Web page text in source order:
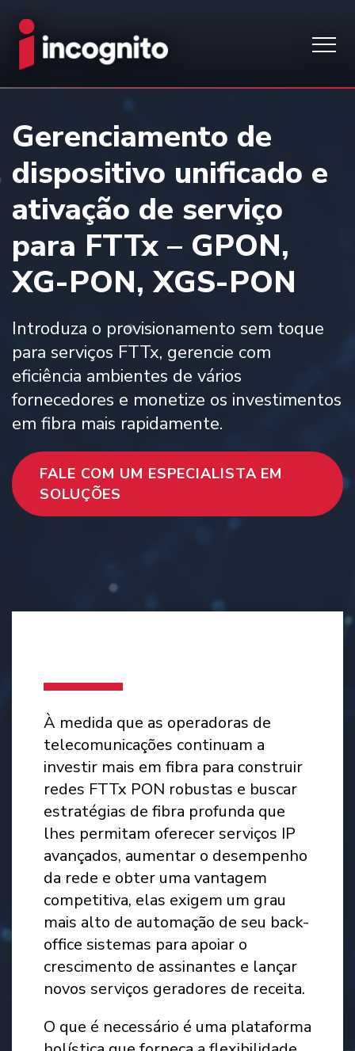
Gerenciamento de
dispositivo unificado e
ativação de serviço
para FTTx – GPON,
XG-PON, XGS-PON
Introduza o provisionamento sem toque
para serviços FTTx, gerencie com
eficiência ambientes de vários
fornecedores e monetize os investimentos
em fibra mais rapidamente.
FALE COM UM ESPECIALISTA EM
SOLUÇÕES
À medida que as operadoras de
telecomunicações continuam a
investir mais em fibra para construir
redes FTTx PON robustas e buscar
estratégias de fibra profunda que
lhes permitam oferecer serviços IP
avançados, aumentar o desempenho
da rede e obter uma vantagem
competitiva, elas exigem um grau
mais alto de automação de seu back-
office sistemas para apoiar o
crescimento de assinantes e lançar
novos serviços geradores de receita.
O que é necessário é uma plataforma